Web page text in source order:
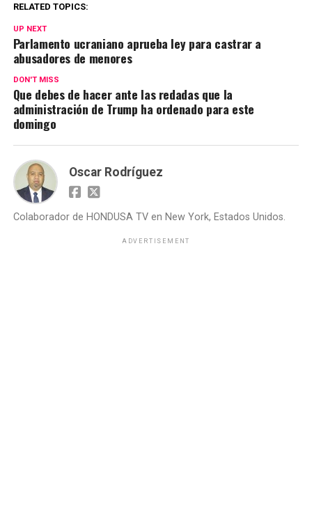
RELATED TOPICS:
UP NEXT
Parlamento ucraniano aprueba ley para castrar a
abusadores de menores
DON'T MISS
Que debes de hacer ante las redadas que la
administración de Trump ha ordenado para este
domingo
Oscar Rodríguez
Colaborador de HONDUSA TV en New York, Estados Unidos.
ADVERTISEMENT